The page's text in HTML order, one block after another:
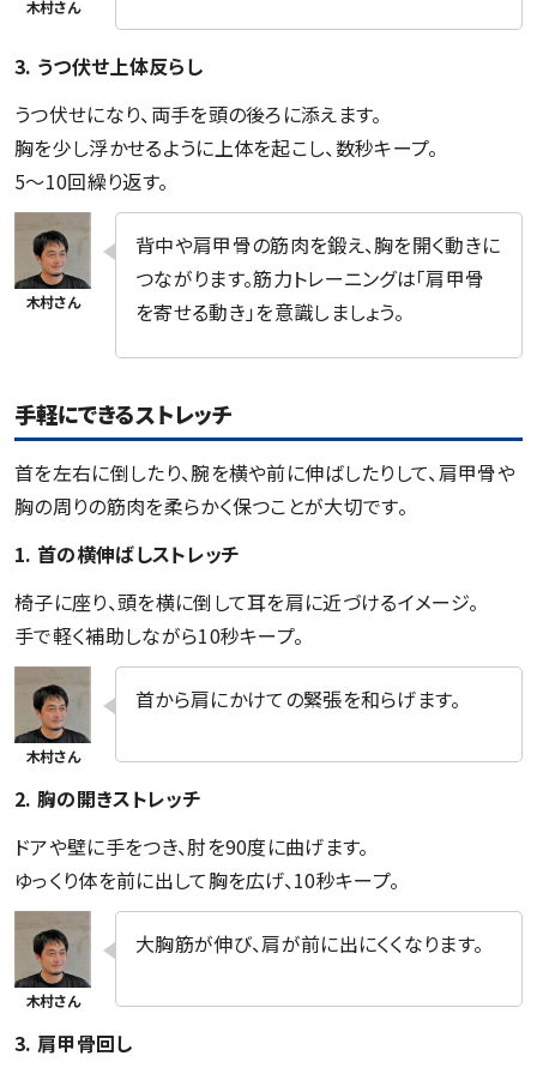
3. うつ伏せ上体反らし
うつ伏せになり、両手を頭の後ろに添えます。
胸を少し浮かせるように上体を起こし、数秒キープ。
5〜10回繰り返す。
背中や肩甲骨の筋肉を鍛え、胸を開く動きに
つながります。筋力トレーニングは「肩甲骨
を寄せる動き」を意識しましょう。
手軽にできるストレッチ
首を左右に倒したり、腕を横や前に伸ばしたりして、肩甲骨や
胸の周りの筋肉を柔らかく保つことが大切です。
1. 首の横伸ばしストレッチ
椅子に座り、頭を横に倒して耳を肩に近づけるイメージ。
手で軽く補助しながら10秒キープ。
首から肩にかけての緊張を和らげます。
2. 胸の開きストレッチ
ドアや壁に手をつき、肘を90度に曲げます。
ゆっくり体を前に出して胸を広げ、10秒キープ。
大胸筋が伸び、肩が前に出にくくなります。
3. 肩甲骨回し